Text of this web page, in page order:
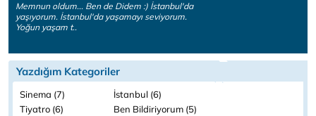
Memnun oldum... Ben de Didem :) İstanbul'da
yaşıyorum. İstanbul'da yaşamayı seviyorum.
Yoğun yaşam t..
Yazdığım Kategoriler
Sinema (7)
İstanbul (6)
Tiyatro (6)
Ben Bildiriyorum (5)